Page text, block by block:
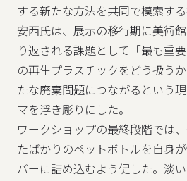
する新たな方法を共同で模索する
安西氏は、展示の移行期に美術
り返される課題として「最も重
の再生プラスチックをどう扱う
たな廃棄問題につながるという
マを浮き彫りにした。
ワークショップの最終段階では
たばかりのペットボトルを自身
バーに詰め込むよう促した。淡